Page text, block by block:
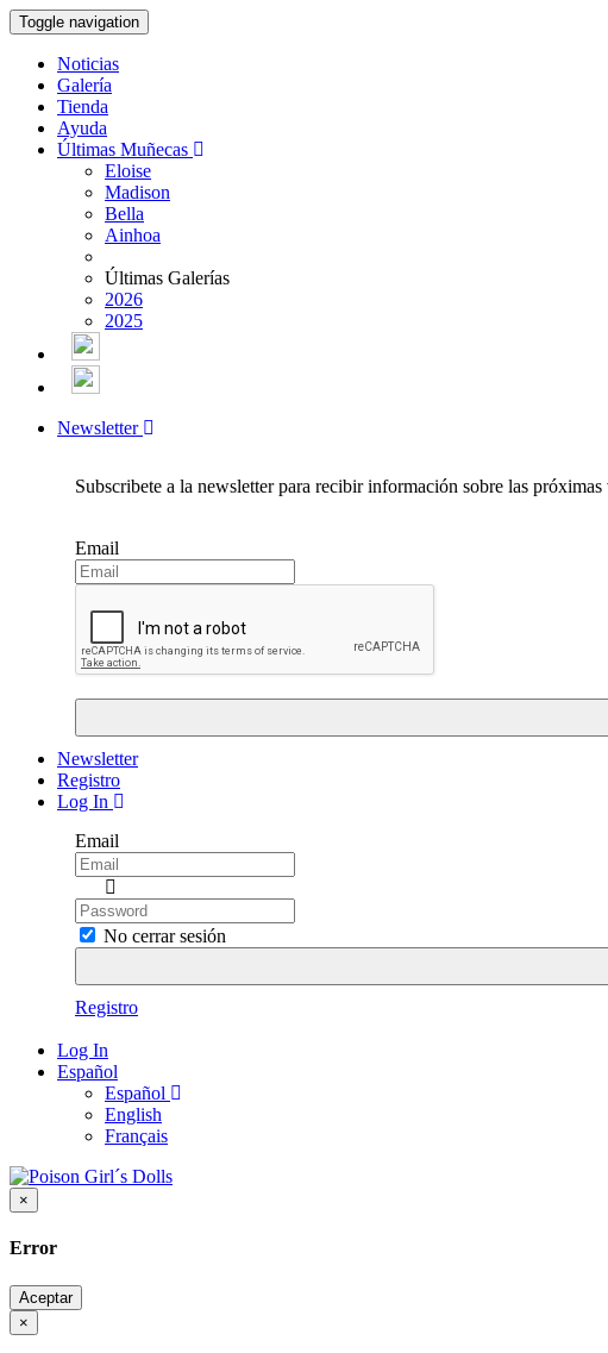
Toggle navigation
Noticias
Galería
Tienda
Ayuda
Últimas Muñecas
Eloise
Madison
Bella
Ainhoa
Últimas Galerías
2026
2025
Newsletter
Subscribete a la newsletter para recibir información sobre las próximas
Email
Newsletter
Registro
Log In
Email
No cerrar sesión
Registro
Log In
Español
Español
English
Français
×
Error
Aceptar
×